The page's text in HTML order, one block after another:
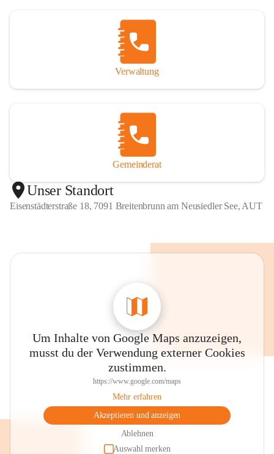
Verwaltung
Gemeinderat
Unser Standort
Eisenstädterstraße 18, 7091 Breitenbrunn am Neusiedler See, AUT
Um Inhalte von Google Maps anzuzeigen,
musst du der Verwendung externer Cookies
zustimmen.
https://www.google.com/maps
Mehr erfahren
Akzeptieren und anzeigen
Ablehnen
Auswahl merken